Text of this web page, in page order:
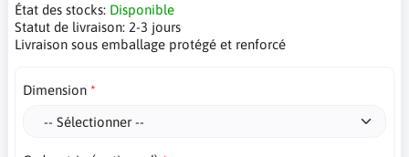
État des stocks: Disponible
Statut de livraison: 2-3 jours
Livraison sous emballage protégé et renforcé
Dimension